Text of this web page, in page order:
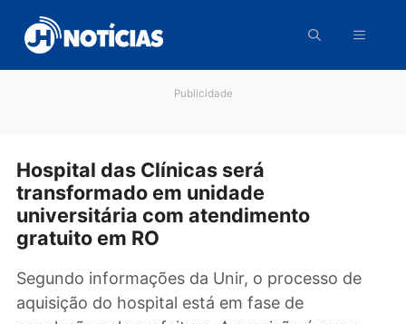
para
conteúdo
Hospital das Clínicas será
transformado em unidade
universitária com atendimento
Segundo informações da Unir, o processo de